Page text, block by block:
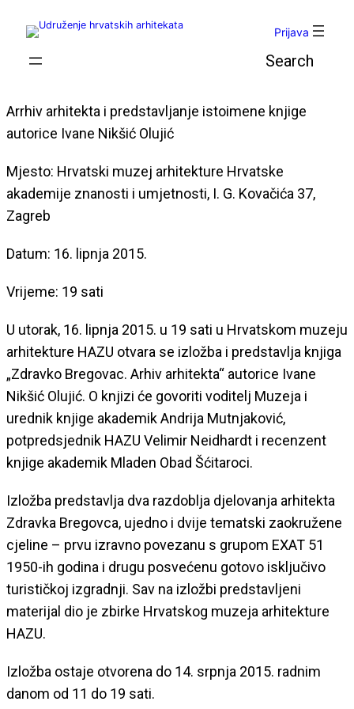
Prijava
Arrhiv arhitekta i predstavljanje istoimene knjige
autorice Ivane Nikšić Olujić
Mjesto: Hrvatski muzej arhitekture Hrvatske
akademije znanosti i umjetnosti, I. G. Kovačića 37,
Zagreb
Datum: 16. lipnja 2015.
Vrijeme: 19 sati
U utorak, 16. lipnja 2015. u 19 sati u Hrvatskom muzeju
arhitekture HAZU otvara se izložba i predstavlja knjiga
„Zdravko Bregovac. Arhiv arhitekta“ autorice Ivane
Nikšić Olujić. O knjizi će govoriti voditelj Muzeja i
urednik knjige akademik Andrija Mutnjaković,
potpredsjednik HAZU Velimir Neidhardt i recenzent
knjige akademik Mladen Obad Šćitaroci.
Izložba predstavlja dva razdoblja djelovanja arhitekta
Zdravka Bregovca, ujedno i dvije tematski zaokružene
cjeline – prvu izravno povezanu s grupom EXAT 51
1950-ih godina i drugu posvećenu gotovo isključivo
turističkoj izgradnji. Sav na izložbi predstavljeni
materijal dio je zbirke Hrvatskog muzeja arhitekture
HAZU.
Izložba ostaje otvorena do 14. srpnja 2015. radnim
danom od 11 do 19 sati.